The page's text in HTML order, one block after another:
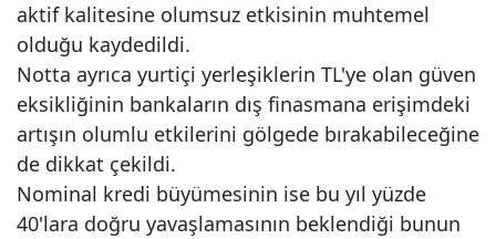
aktif kalitesine olumsuz etkisinin muhtemel
olduğu kaydedildi.
Notta ayrıca yurtiçi yerleşiklerin TL'ye olan güven
eksikliğinin bankaların dış finasmana erişimdeki
artışın olumlu etkilerini gölgede bırakabileceğine
de dikkat çekildi.
Nominal kredi büyümesinin ise bu yıl yüzde
40'lara doğru yavaşlamasının beklendiği bunun